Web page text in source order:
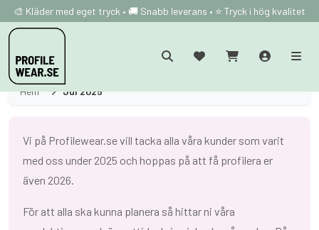
🎨 Kläder med eget tryck • 🚚 Snabb leverans • ⭐ Tryck i hög kvalitet
Hem Jul 2025
Vi på Profilewear.se vill tacka alla våra kunder som varit
med oss under 2025 och hoppas på att få profilera er
även 2026.
För att alla ska kunna planera så hittar ni våra